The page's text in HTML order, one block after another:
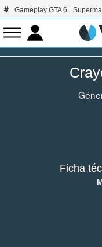
Gameplay GTA 6
Ficha